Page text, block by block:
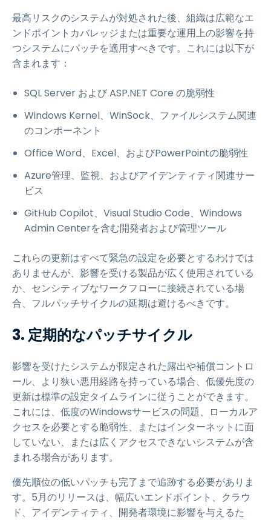
最高リスクのシステムが対処された後、組織は広範なエ
ンドポイントカバレッジまたは重要な運用上の影響を持
つシステムにパッチを適用すべきです。これには以下が
含まれます：
SQL Server および ASP.NET Core の脆弱性
Windows Kernel、WinSock、ファイルシステム関連
のコンポーネント
Office Word、Excel、およびPowerPointの脆弱性
Azure管理、監視、およびアイデンティティ関連サー
ビス
GitHub Copilot、Visual Studio Code、Windows
Admin Centerを含む開発者および管理ツール
これらの更新はすべて緊急の設定を必要とするわけでは
ありませんが、影響を受ける製品が広く使用されている
か、センシティブなワークフローに接続されている場
合、フルパッチサイクルの延期は避けるべきです。
3. 定期的なパッチサイクル
影響を受けたシステムが限定された露出や補償コントロ
ール、より狭い悪用経路を持っている場合、低優先度の
更新は標準の設定タイムラインに従うことができます。
これには、低度のWindowsサービスの問題、ローカルア
クセスを必要とする脆弱性、またはインターネットに面
していない、または広くアクセスできないシステムが含
まれる場合があります。
優先順位の低いパッチも完了まで追跡する必要がありま
す。5月のリリースは、幅広いエンドポイント、クラウ
ド、アイデンティティ、開発者環境に影響を与えるた